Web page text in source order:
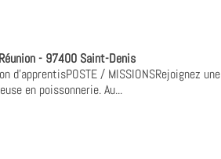
- 97400 Saint-Denis
d'apprentisPOSTE / MISSIONSRejoignez une
en poissonnerie. Au...